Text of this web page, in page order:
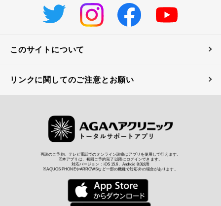
このサイトについて
リンクに関してのご注意とお願い
再診のご予約、テレビ電話でのオンライン診療はアプリを使用して行えます。
※本アプリは、初回ご予約完了以降にログインできます。
対応バージョン：iOS 15.6、Android 8.0以降
※AQUOS PHONEやARROWSなど一部の機種で対応外の場合があります。